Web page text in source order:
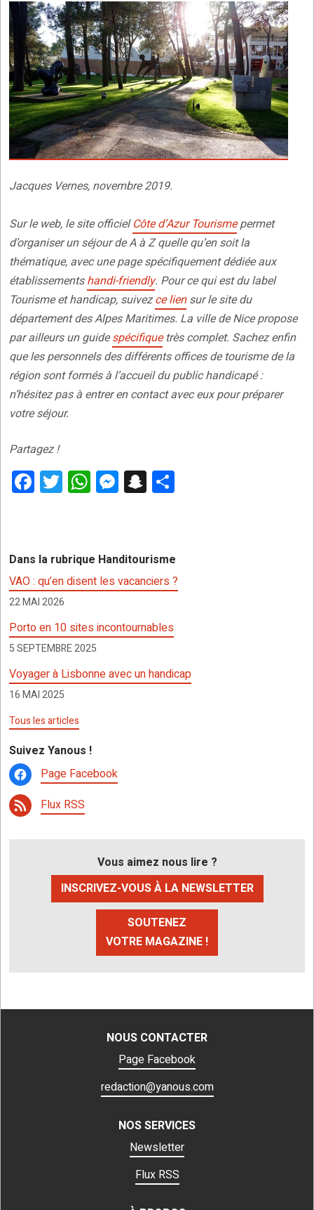
Jacques Vernes, novembre 2019.
Sur le web, le site officielCôte d’Azur Tourismepermet
d’organiser un séjour de A à Z quelle qu’en soit la
thématique, avec une page spécifiquement dédiée aux
établissementshandi-friendly. Pour ce qui est du label
Tourisme et handicap, suivezce liensur le site du
département des Alpes Maritimes. La ville de Nice propose
par ailleurs un guidespécifiquetrès complet. Sachez enfin
que les personnels des différents offices de tourisme de la
région sont formés à l’accueil du public handicapé :
n’hésitez pas à entrer en contact avec eux pour préparer
votre séjour.
Partagez !
F
a
b
o
o
k
T
wi
er
W
h
s
A
p
p
M
es
n
g
er
S
n
p
c
h
at
g
er
Dans la rubrique Handitourisme
VAO : qu’en disent les vacanciers ?
22 MAI 2026
Porto en 10 sites incontournables
5 SEPTEMBRE 2025
Voyager à Lisbonne avec un handicap
16 MAI 2025
Tous les articles
Suivez Yanous !
Page Facebook
Flux RSS
Vous aimez nous lire ?
INSCRIVEZ-VOUS À LA NEWSLETTER
SOUTENEZ
VOTRE MAGAZINE !
NOUS CONTACTER
Page Facebook
redaction@yanous.com
NOS SERVICES
Newsletter
Flux RSS